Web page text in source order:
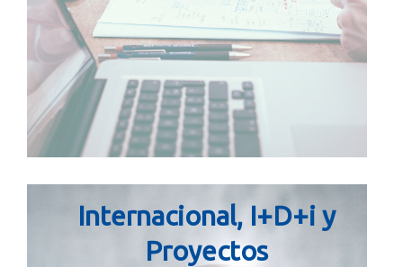
Internacional, I+D+i y
Proyectos